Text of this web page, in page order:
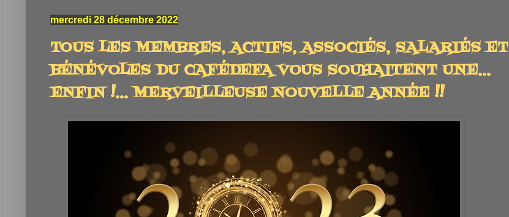
mercredi 28 décembre 2022
TOUS LES MEMBRES, ACTIFS, ASSOCIÉS, SALARIÉS ET
BÉNÉVOLES DU CAFÉDEFA VOUS SOUHAITENT UNE...
ENFIN !... MERVEILLEUSE NOUVELLE ANNÉE !!